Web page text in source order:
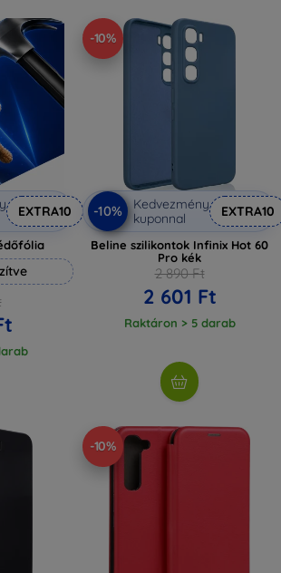
EXTRA10
-10%
-10%
Kedvezmény
kuponnal
EXTRA10
Beline szilikontok Infinix Hot 60
Pro kék
2 890 Ft
2 601 Ft
Raktáron > 5 darab
-10%